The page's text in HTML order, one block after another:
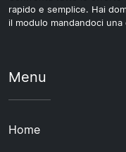
rapido e semplice. Hai
il modulo mandandoci una
Menu
Home